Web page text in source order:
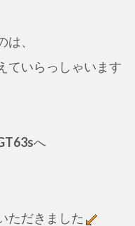
、
ていらっしゃいます
へ
ただきました